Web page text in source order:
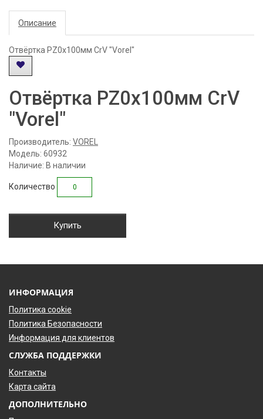
Описание
Отвёртка PZ0х100мм CrV "Vorel"
Отвёртка PZ0х100мм CrV
"Vorel"
Производитель: VOREL
Модель: 60932
Наличие: В наличии
Количество
Купить
ИНФОРМАЦИЯ
Политика cookie
Политика Безопасности
Информация для клиентов
СЛУЖБА ПОДДЕРЖКИ
Контакты
Карта сайта
ДОПОЛНИТЕЛЬНО